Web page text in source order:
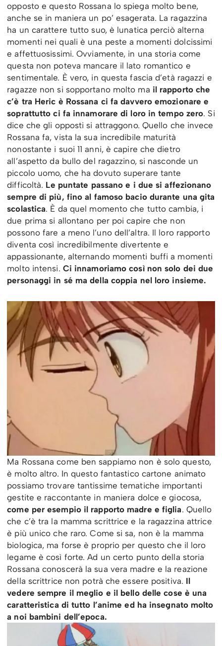
opposto e questo Rossana lo spiega molto bene,
anche se in maniera un po’ esagerata. La ragazzina
ha un carattere tutto suo, è lunatica perciò alterna
momenti nei quali è una peste a momenti dolcissimi
e affettuosissimi. Ovviamente, in una storia come
questa non poteva mancare il lato romantico e
sentimentale. È vero, in questa fascia d’età ragazzi e
ragazze non si sopportano molto ma il rapporto che
c’è tra Heric è Rossana ci fa davvero emozionare e
soprattutto ci fa innamorare di loro in tempo zero. Si
dice che gli opposti si attraggono. Quello che invece
Rossana fa, vista la sua incredibile maturità
nonostante i suoi 11 anni, è capire che dietro
all’aspetto da bullo del ragazzino, si nasconde un
piccolo uomo, che ha dovuto superare tante
difficoltà. Le puntate passano e i due si affezionano
sempre di più, fino al famoso bacio durante una gita
scolastica. È da quel momento che tutto cambia, i
due prima si allontano per poi capire che non
possono fare a meno l’uno dell’altra. Il loro rapporto
diventa così incredibilmente divertente e
appassionante, alternando momenti buffi a momenti
molto intensi. Ci innamoriamo così non solo dei due
personaggi in sé ma della coppia nel loro insieme.
Ma Rossana come ben sappiamo non è solo questo,
è molto altro. In questo fantastico cartone animato
possiamo trovare tantissime tematiche importanti
gestite e raccontante in maniera dolce e giocosa,
come per esempio il rapporto madre e figlia. Quello
che c’è tra la mamma scrittrice e la ragazzina attrice
è più unico che raro. Come si sa, non è la mamma
biologica, ma forse è proprio per questo che il loro
legame è così forte. Ad un certo punto della storia
Rossana conoscerà la sua vera madre e la reazione
della scrittrice non potrà che essere positiva. Il
vedere sempre il meglio e il bello delle cose è una
caratteristica di tutto l’anime ed ha insegnato molto
a noi bambini dell’epoca.